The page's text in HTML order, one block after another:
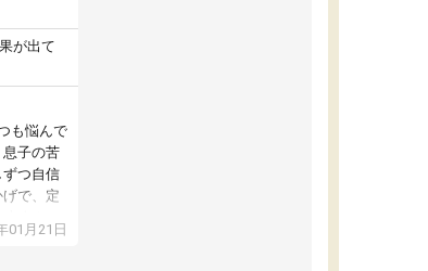
が出て
も悩んで
子の苦
つ自信
で、定
人もと
01月21日